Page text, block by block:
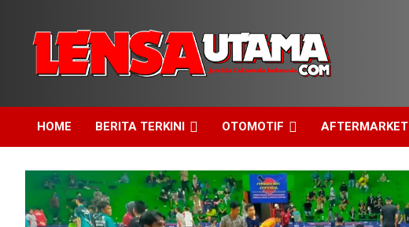
content
LensaUtama
HOME BERITA TERKINI OTOMOTIF AFTERMARKET